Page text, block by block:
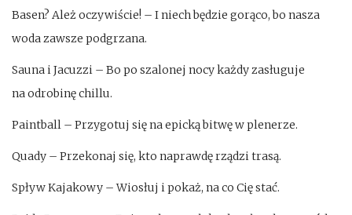
Basen? Ależ oczywiście! – I niech będzie gorąco, bo nasza
woda zawsze podgrzana.
Sauna i Jacuzzi – Bo po szalonej nocy każdy zasługuje
na odrobinę chillu.
Paintball – Przygotuj się na epicką bitwę w plenerze.
Quady – Przekonaj się, kto naprawdę rządzi trasą.
Spływ Kajakowy – Wiosłuj i pokaż, na co Cię stać.